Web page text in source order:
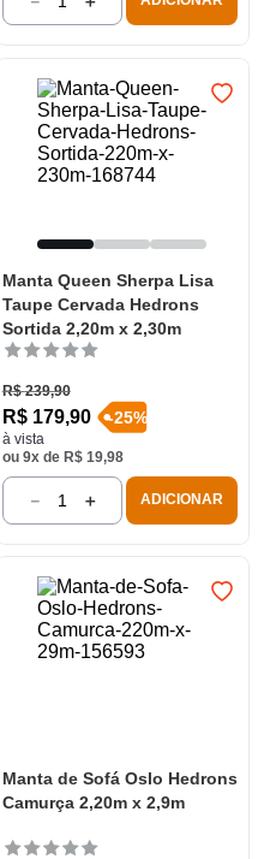
Manta Queen Sherpa Lisa
Taupe Cervada Hedrons
Sortida 2,20m x 2,30m
R$ 239,90
R$ 179,90
à vista
-25%
ou 9x de R$ 19,98
＋
－ ADICIONAR
Manta de Sofá Oslo Hedrons
Camurça 2,20m x 2,9m